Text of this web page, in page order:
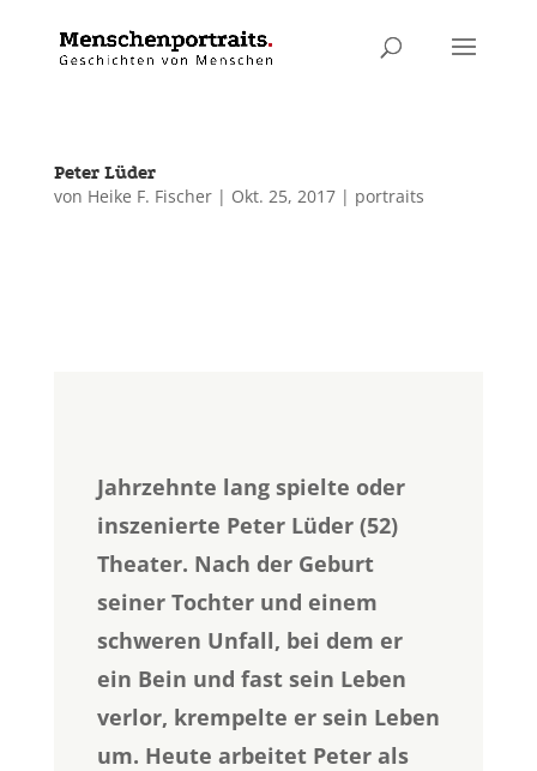
Peter Lüder
von Heike F. Fischer| Okt. 25, 2017| portraits
Jahrzehnte lang spielte oder
inszenierte Peter Lüder (52)
Theater. Nach der Geburt
seiner Tochter und einem
schweren Unfall, bei dem er
ein Bein und fast sein Leben
verlor, krempelte er sein Leben
um. Heute arbeitet Peter als